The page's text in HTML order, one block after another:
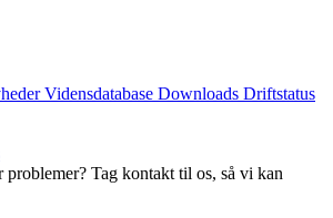
Vidensdatabase Downloads Driftstatus
problemer? Tag kontakt til os, så vi kan